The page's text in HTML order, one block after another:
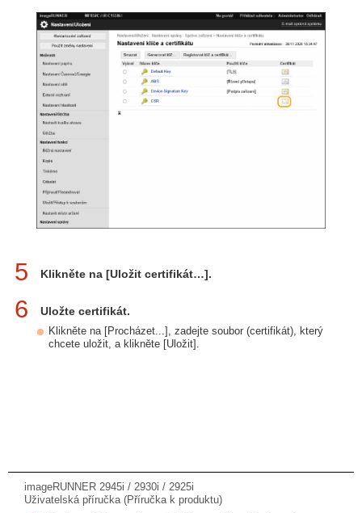
5 Klikněte na [Uložit certifikát…].
6 Uložte certifikát.
Klikněte na [Procházet...], zadejte soubor (certifikát), který
chcete uložit, a klikněte [Uložit].
imageRUNNER 2945i / 2930i / 2925i
Uživatelská příručka (Příručka k produktu)